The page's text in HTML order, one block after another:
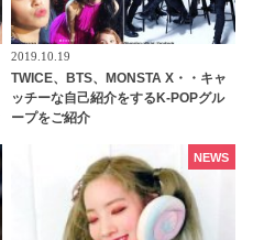
2019.10.19
TWICE、BTS、MONSTA X・・キャ
ッチーな自己紹介をするK-POPグル
ープをご紹介
NEWS